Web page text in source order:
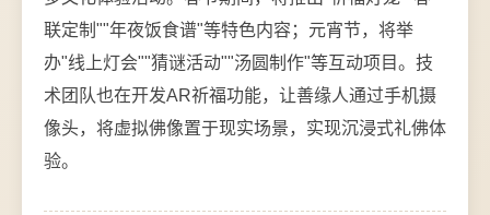
联定制""年夜饭食谱"等特色内容；元宵节，将举
办"线上灯会""猜谜活动""汤圆制作"等互动项目。技
术团队也在开发AR祈福功能，让善缘人通过手机摄
像头，将虚拟佛像置于现实场景，实现沉浸式礼佛体
验。